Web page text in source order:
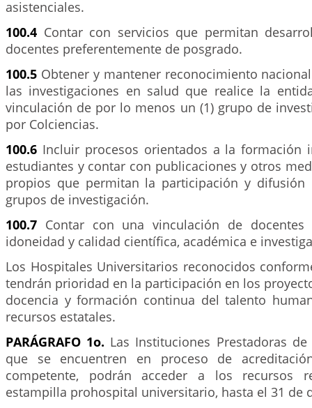
asistenciales.
100.4 Contar con servicios que permitan
docentes preferentemente de posgrado.
100.5 Obtener y mantener reconocimiento
las investigaciones en salud que realice la
vinculación de por lo menos un (1) grupo de
por Colciencias.
100.6 Incluir procesos orientados a la formación
estudiantes y contar con publicaciones y otros
propios que permitan la participación y difusión
grupos de investigación.
100.7 Contar con una vinculación de
idoneidad y calidad científica, académica e
Los Hospitales Universitarios reconocidos
tendrán prioridad en la participación en los
docencia y formación continua del talento
recursos estatales.
PARÁGRAFO 1o. Las Instituciones Prestadoras
que se encuentren en proceso de
competente, podrán acceder a los recursos
estampilla prohospital universitario, hasta el 31 de